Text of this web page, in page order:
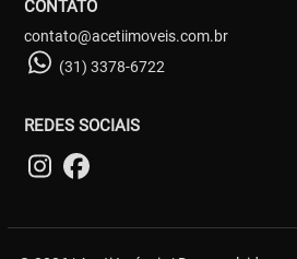
CONTATO
contato@acetiimoveis.com.br
(31) 3378-6722
REDES SOCIAIS